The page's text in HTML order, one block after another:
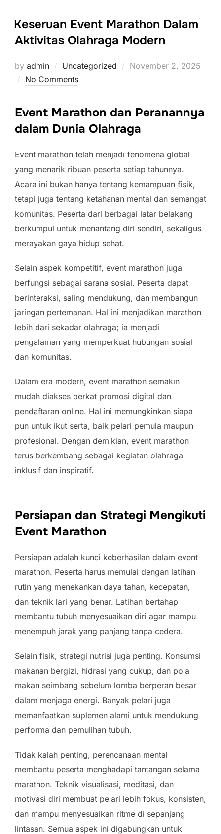
Keseruan Event Marathon Dalam
Aktivitas Olahraga Modern
by admin Uncategorized
Posted
November 2, 2025
No Comments
Event Marathon dan Peranannya
dalam Dunia Olahraga
Event marathon telah menjadi fenomena global
yang menarik ribuan peserta setiap tahunnya.
Acara ini bukan hanya tentang kemampuan fisik,
tetapi juga tentang ketahanan mental dan semangat
komunitas. Peserta dari berbagai latar belakang
berkumpul untuk menantang diri sendiri, sekaligus
merayakan gaya hidup sehat.
Selain aspek kompetitif, event marathon juga
berfungsi sebagai sarana sosial. Peserta dapat
berinteraksi, saling mendukung, dan membangun
jaringan pertemanan. Hal ini menjadikan marathon
lebih dari sekadar olahraga; ia menjadi
pengalaman yang memperkuat hubungan sosial
dan komunitas.
Dalam era modern, event marathon semakin
mudah diakses berkat promosi digital dan
pendaftaran online. Hal ini memungkinkan siapa
pun untuk ikut serta, baik pelari pemula maupun
profesional. Dengan demikian, event marathon
terus berkembang sebagai kegiatan olahraga
inklusif dan inspiratif.
Persiapan dan Strategi Mengikuti
Event Marathon
Persiapan adalah kunci keberhasilan dalam event
marathon. Peserta harus memulai dengan latihan
rutin yang menekankan daya tahan, kecepatan,
dan teknik lari yang benar. Latihan bertahap
membantu tubuh menyesuaikan diri agar mampu
menempuh jarak yang panjang tanpa cedera.
Selain fisik, strategi nutrisi juga penting. Konsumsi
makanan bergizi, hidrasi yang cukup, dan pola
makan seimbang sebelum lomba berperan besar
dalam menjaga energi. Banyak pelari juga
memanfaatkan suplemen alami untuk mendukung
performa dan pemulihan tubuh.
Tidak kalah penting, perencanaan mental
membantu peserta menghadapi tantangan selama
marathon. Teknik visualisasi, meditasi, dan
motivasi diri membuat pelari lebih fokus, konsisten,
dan mampu menyesuaikan ritme di sepanjang
lintasan. Semua aspek ini digabungkan untuk